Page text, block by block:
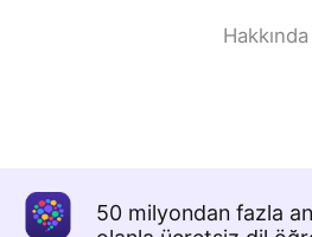
Hakkında
50 milyondan fazla